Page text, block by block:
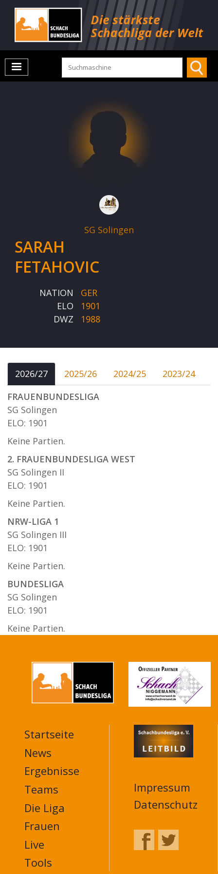
SG Solingen
SARAH
FETAHOVIC
NATION
GER
ELO
1901
DWZ
1988
2026/27 2025/26 2024/25
2023/24
FRAUENBUNDESLIGA
SG Solingen
ELO: 1901
Keine Partien.
2. FRAUENBUNDESLIGA WEST
SG Solingen II
ELO: 1901
Keine Partien.
NRW-LIGA 1
SG Solingen III
ELO: 1901
Keine Partien.
BUNDESLIGA
SG Solingen
ELO: 1901
Keine Partien.
MAIN
NAVIGATION
FOOTER
Startseite
News
Ergebnisse
Teams
Die Liga
Frauen
Live
Tools
Impressum
Datenschutz